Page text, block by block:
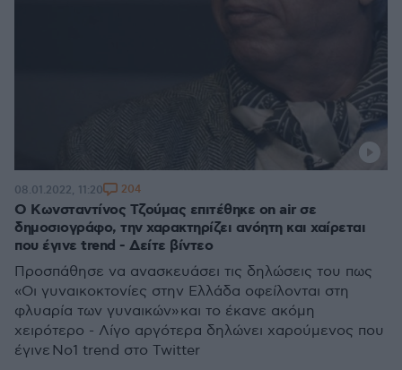
Ο Κωνσταντίνος Τζούμας επιτέθηκε on air σε
δημοσιογράφο, την χαρακτηρίζει ανόητη και χαίρεται
που έγινε trend - Δείτε βίντεο
Προσπάθησε να ανασκευάσει τις δηλώσεις του πως
«Οι γυναικοκτονίες στην Ελλάδα οφείλονται στη
φλυαρία των γυναικών» και το έκανε ακόμη
χειρότερο - Λίγο αργότερα δηλώνει χαρούμενος που
έγινε Νο1 trend στο Twitter
08.01.2022, 11:20 204